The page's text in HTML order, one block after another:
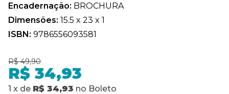
Encadernação: BROCHURA
Dimensões: 15.5 x 23 x 1
ISBN: 9786556093581
R$ 49,90
R$ 34,93
1 x de R$ 34,93 no Boleto